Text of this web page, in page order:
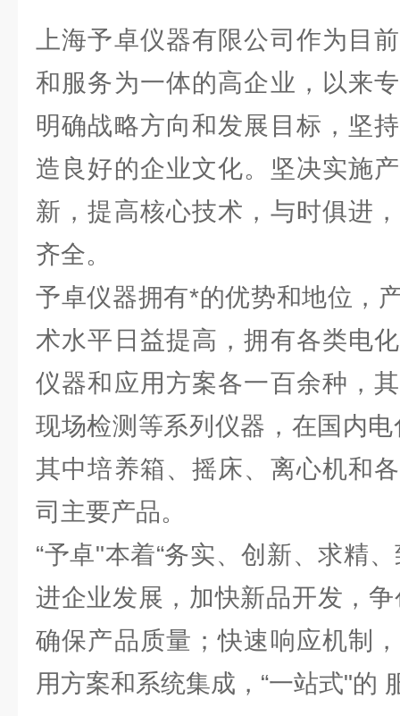
上海予卓仪器有限公司作为目
和服务为一体的高企业，以来
明确战略方向和发展目标，坚
造良好的企业文化。坚决实施
新，提高核心技术，与时俱进
齐全。
予卓仪器拥有*的优势和地位，
术水平日益提高，拥有各类电
仪器和应用方案各一百余种，
现场检测等系列仪器，在国内
其中培养箱、摇床、离心机和
司主要产品。
“予卓"本着“务实、创新、求精
进企业发展，加快新品开发，
确保产品质量；快速响应机制
用方案和系统集成，“一站式"的